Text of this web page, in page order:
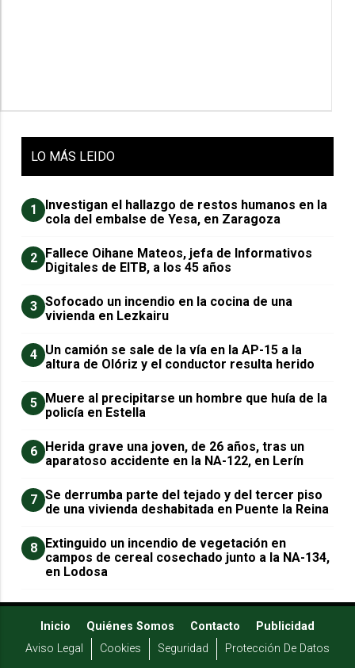
LO MÁS LEIDO
1
Investigan el hallazgo de restos humanos en la
cola del embalse de Yesa, en Zaragoza
2
Fallece Oihane Mateos, jefa de Informativos
Digitales de EITB, a los 45 años
3 Sofocado un incendio en la cocina de una
vivienda en Lezkairu
4 Un camión se sale de la vía en la AP-15 a la
altura de Olóriz y el conductor resulta herido
5
Muere al precipitarse un hombre que huía de la
policía en Estella
6
Herida grave una joven, de 26 años, tras un
aparatoso accidente en la NA-122, en Lerín
7 Se derrumba parte del tejado y del tercer piso
de una vivienda deshabitada en Puente la Reina
8
Extinguido un incendio de vegetación en
campos de cereal cosechado junto a la NA-134,
en Lodosa
Inicio Quiénes Somos Contacto
Publicidad
Aviso Legal
Cookies Seguridad Protección De Datos